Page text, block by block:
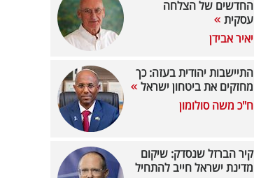
החדשים של הצלחה
עסקית
יאיר אבידן
התיישבות יהודית בעזה: כך
מחזקים את ביטחון ישראל
ח"כ משה סולומון
קיר הברזל שנסדק: שיקום
מדינת ישראל חייב להתחיל